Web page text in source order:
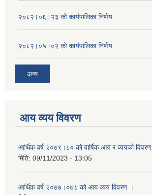
२०८२।०६।२३ को कार्यपालिका निर्णय
२०८२।०५।०२ को कार्यपालिका निर्णय
अन्य
आय व्यय विवरण
आर्थिक वर्ष २०७९।८० को वार्षिक आय र व्ययको विवरण
मिति: 09/11/2023 - 13:05
आर्थिक वर्ष २०७७।०७८ को आय व्यय विवरण ।